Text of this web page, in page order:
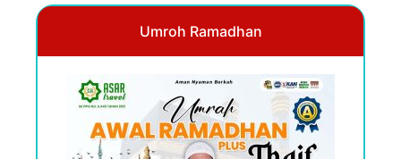
Umroh Ramadhan